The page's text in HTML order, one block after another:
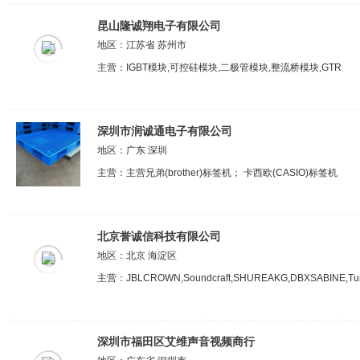
昆山隆诚翔电子有限公司
地区：江苏省 苏州市
主营：IGBT模块,可控硅模块,二极管模块,整流桥模块,GTR
深圳市润诚通电子有限公司
地区：广东 深圳
主营：主营兄弟(brother)标签机； 卡西欧(CASIO)标签机
北京誉诚信科技有限公司
地区：北京 海淀区
主营：
深圳市福田区艾维声音视频商行